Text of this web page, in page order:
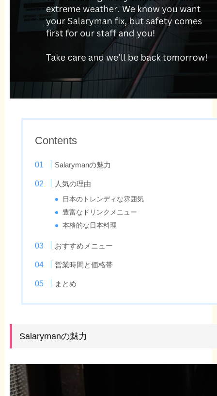
Contents
Salarymanの魅力
人気の理由
日本のトレンディな雰囲気
豊富なドリンクメニュー
本格的な日本料理
おすすめメニュー
営業時間と価格帯
まとめ
Salarymanの魅力